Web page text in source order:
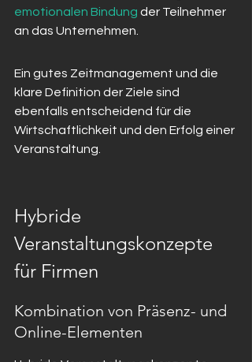
emotionalen Bindung der Teilnehmer
an das Unternehmen.
Ein gutes Zeitmanagement und die
klare Definition der Ziele sind
ebenfalls entscheidend für die
Wirtschaftlichkeit und den Erfolg einer
Veranstaltung.
Hybride
Veranstaltungskonzepte
für Firmen
Kombination von Präsenz- und
Online-Elementen